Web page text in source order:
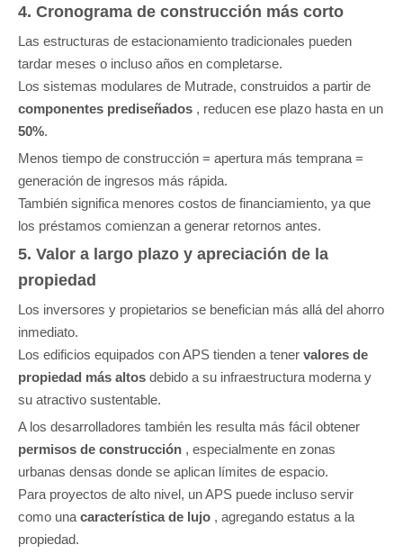
4. Cronograma de construcción más corto
Las estructuras de estacionamiento tradicionales pueden
tardar meses o incluso años en completarse.
Los sistemas modulares de Mutrade, construidos a partir de
componentes prediseñados , reducen ese plazo hasta en un
50%.
Menos tiempo de construcción = apertura más temprana =
generación de ingresos más rápida.
También significa menores costos de financiamiento, ya que
los préstamos comienzan a generar retornos antes.
5. Valor a largo plazo y apreciación de la
propiedad
Los inversores y propietarios se benefician más allá del ahorro
inmediato.
Los edificios equipados con APS tienden a tener valores de
propiedad más altos debido a su infraestructura moderna y
su atractivo sustentable.
A los desarrolladores también les resulta más fácil obtener
permisos de construcción , especialmente en zonas
urbanas densas donde se aplican límites de espacio.
Para proyectos de alto nivel, un APS puede incluso servir
como una característica de lujo , agregando estatus a la
propiedad.